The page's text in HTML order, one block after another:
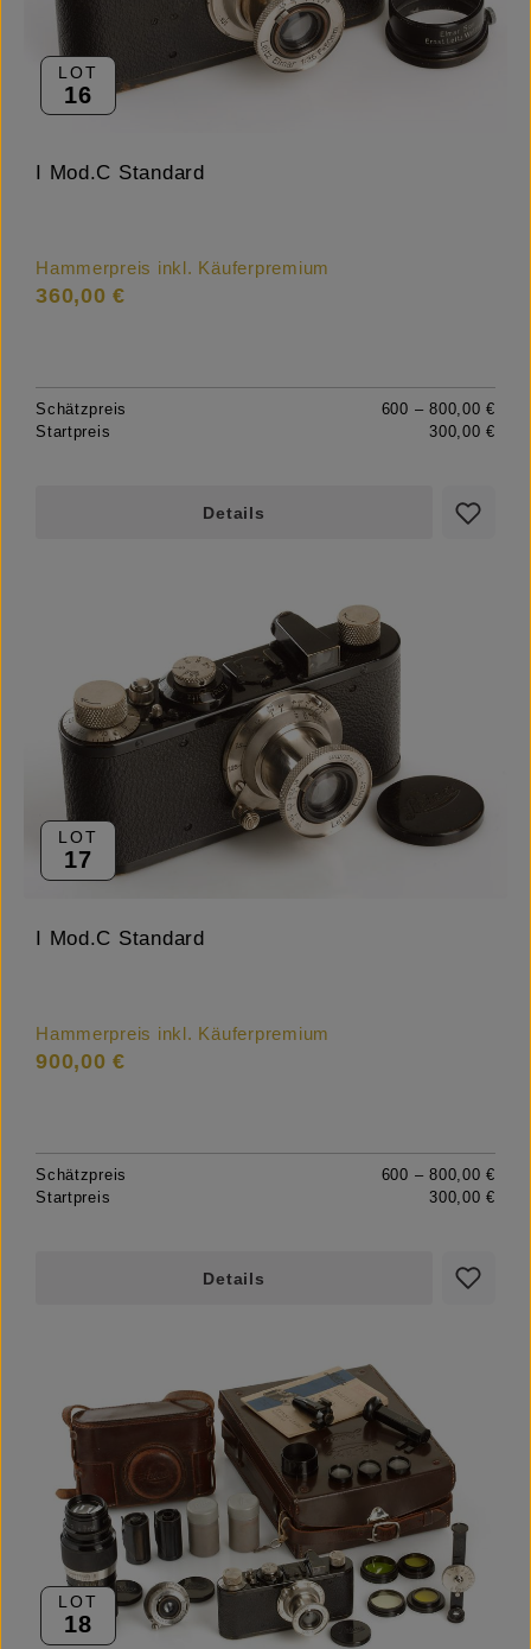
LOT
16
I Mod.C Standard
Hammerpreis inkl. Käuferpremium
360,00 €
Schätzpreis
600 – 800,00 €
Startpreis
300,00 €
Details
LOT
17
I Mod.C Standard
Hammerpreis inkl. Käuferpremium
900,00 €
Schätzpreis
600 – 800,00 €
Startpreis
300,00 €
Details
LOT
18